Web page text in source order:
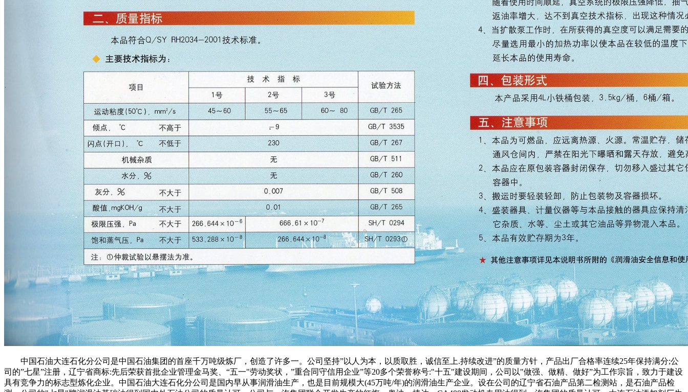
中国石油大连石化分公司是中国石油集团的首座千万吨级炼厂，创造了许多一。公司坚持”以人为本，以质取胜，诚信至上.持续改进”的质量方针，产品出厂合格率连续25年保持满分;公
司的”七星”注册，辽宁省商标:先后荣获首批企业管理金马奖、“五一"劳动奖状，”重合同守信用企业”等20多个荣誉称号:"十五"建设期间，公司以"做强、做精、做好”为工作宗旨，致力于建设
具有竞争力的标志型炼化企业。中国石油大连石化分公司是国内早从事润滑油生产，也是目前规模大(45万吨/年)的润滑油生产企业。设在公司的辽宁省石油产品第二检测站，是石油产品检